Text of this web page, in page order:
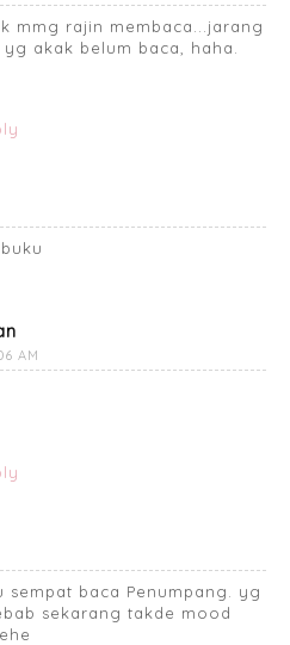
mmg rajin membaca...jarang
akak belum baca, haha.
AM
sempat baca Penumpang. yg
sekarang takde mood